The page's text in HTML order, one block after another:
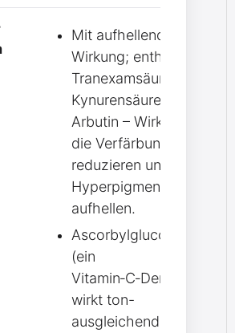
Mit aufhellender
Wirkung; enthält
Tranexamsäure,
Kynurensäure und
Arbutin – Wirkstoffe,
die Verfärbungen
reduzieren und
Hyperpigmentierung
aufhellen.
Ascorbylglucosid
(ein
Vitamin‑C‑Derivat)
wirkt ton-
ausgleichend und